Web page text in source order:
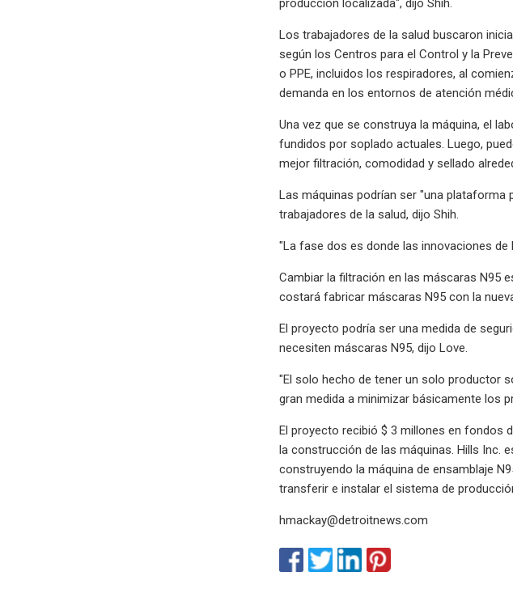
Los trabajadores de la salud buscaron
según los Centros para el Control y la
o PPE, incluidos los respiradores, al
demanda en los entornos de atención
Una vez que se construya la máquina, el
fundidos por soplado actuales. Luego,
mejor filtración, comodidad y sellado
Las máquinas podrían ser "una plataforma
trabajadores de la salud, dijo Shih.
"La fase dos es donde las innovaciones
Cambiar la filtración en las máscaras N95
costará fabricar máscaras N95 con la
El proyecto podría ser una medida de
necesiten máscaras N95, dijo Love.
"El solo hecho de tener un solo productor
gran medida a minimizar básicamente los
El proyecto recibió $ 3 millones en fondos
la construcción de las máquinas. Hills Inc.
construyendo la máquina de ensamblaje
transferir e instalar el sistema de
hmackay@detroitnews.com